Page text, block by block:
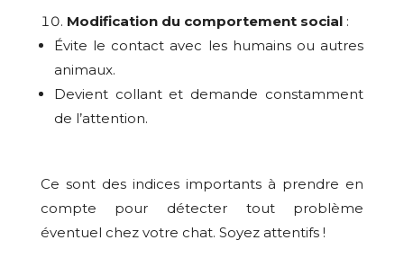
Modification du comportement social:
Évite le contact avec les humains ou autres
animaux.
Devient collant et demande constamment
de l’attention.
Ce sont des indices importants à prendre en
compte pour détecter tout problème
éventuel chez votre chat. Soyez attentifs !